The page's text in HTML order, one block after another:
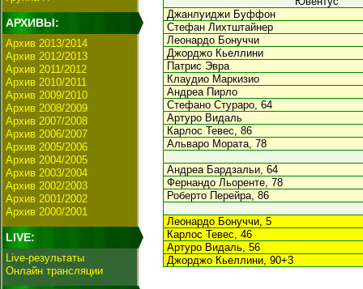
АРХИВЫ:
Архив 2013/2014
Архив 2012/2013
Архив 2011/2012
Архив 2010/2011
Архив 2009/2010
Архив 2008/2009
Архив 2007/2008
Архив 2006/2007
Архив 2005/2006
Архив 2004/2005
Архив 2003/2004
Архив 2002/2003
Архив 2001/2002
Архив 2000/2001
LIVE:
Live-результаты
Онлайн трансляции
Джанлуиджи Буффон
Стефан Лихтштайнер
Леонардо Бонуччи
Джорджо Кьеллини
Патрис Эвра
Клаудио Маркизио
Андреа Пирло
Стефано Стураро, 64
Артуро Видаль
Карлос Тевес, 86
Альваро Мората, 78
Андреа Бардзальи, 64
Фернандо Льоренте, 78
Роберто Перейра, 86
Леонардо Бонуччи, 5
Карлос Тевес, 46
Артуро Видаль, 56
Джорджо Кьеллини, 90+3